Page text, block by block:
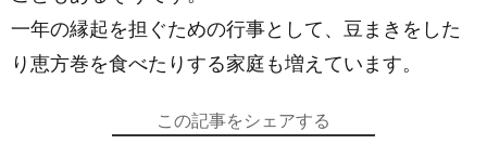
一年の縁起を担ぐための行事として、豆まきをした
り恵方巻を食べたりする家庭も増えています。
この記事をシェアする